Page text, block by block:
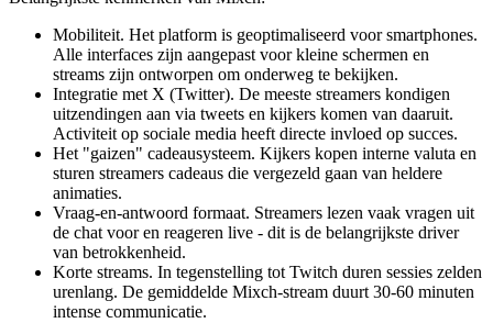
Mobiliteit. Het platform is geoptimaliseerd voor smartphones.
Alle interfaces zijn aangepast voor kleine schermen en
streams zijn ontworpen om onderweg te bekijken.
Integratie met X (Twitter). De meeste streamers kondigen
uitzendingen aan via tweets en kijkers komen van daaruit.
Activiteit op sociale media heeft directe invloed op succes.
Het "gaizen" cadeausysteem. Kijkers kopen interne valuta en
sturen streamers cadeaus die vergezeld gaan van heldere
animaties.
Vraag-en-antwoord formaat. Streamers lezen vaak vragen uit
de chat voor en reageren live - dit is de belangrijkste driver
van betrokkenheid.
Korte streams. In tegenstelling tot Twitch duren sessies zelden
urenlang. De gemiddelde Mixch-stream duurt 30-60 minuten
intense communicatie.